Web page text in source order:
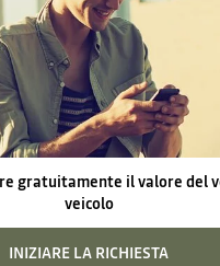
gratuitamente il valore del
veicolo
INIZIARE LA RICHIESTA